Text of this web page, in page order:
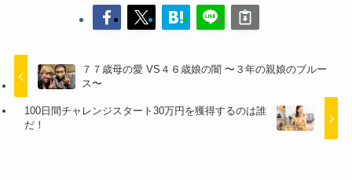
７７歳母の愛 VS４６歳娘の闇 〜３年の親娘のブルー
ス〜
100日間チャレンジスタート30万円を獲得するのは誰
だ！